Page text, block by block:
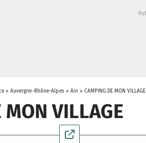
» Auvergne-Rhône-Alpes» Ain »CAMPING DE MON VILLAGE
VILLAGE